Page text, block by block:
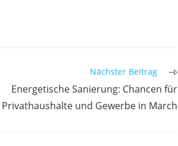
Nächster Beitrag
Energetische Sanierung: Chancen für
Privathaushalte und Gewerbe in March